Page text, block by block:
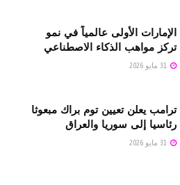
الإمارات الأولى عالمياً في نمو
تركز مواهب الذكاء الاصطناعي
ترامب يعلن تعيين توم براك مبعوثا
رئاسيا إلى سوريا والعراق